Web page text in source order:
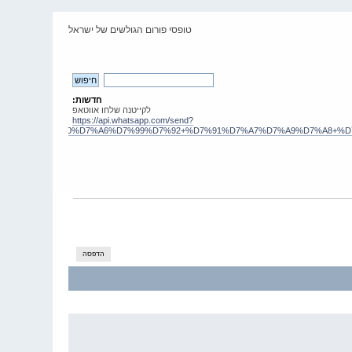
טופסי פורום הגולשים של ישראל
חדשות:
לקייטנה שלחו אווטאפ
https://api.whatsapp.com/send?
הדפסה